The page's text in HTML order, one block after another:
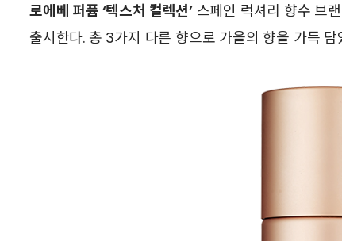
로에베 퍼퓸 ‘텍스처 컬렉션’스페인 럭셔리 향수 브
출시한다. 총 3가지 다른 향으로 가을의 향을 가득